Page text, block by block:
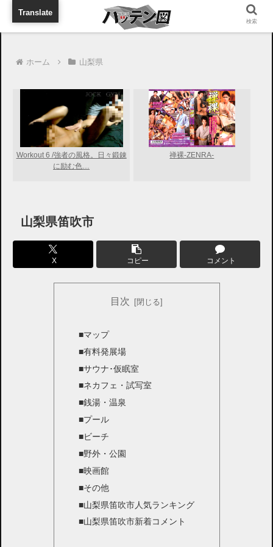
旅行に出張に待ち合わせに
ホーム 山梨県
Workout 6 /強者の風格。日々鍛錬
に励む色…
禅裸-ZENRA-
山梨県笛吹市
X コピー コメント
目次
■マップ
■有料発展場
■サウナ･仮眠室
■ネカフェ・試写室
■銭湯・温泉
■プール
■ビーチ
■野外・公園
■映画館
■その他
■山梨県笛吹市人気ランキング
■山梨県笛吹市新着コメント
検索
Translate